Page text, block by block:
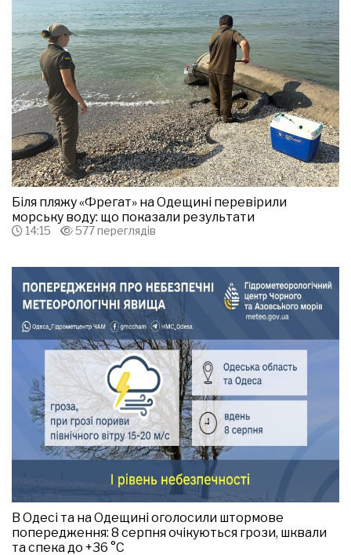
Біля пляжу «Фрегат» на Одещині перевірили
морську воду: що показали результати
14:15 577 переглядів
В Одесі та на Одещині оголосили штормове
попередження: 8 серпня очікуються грози, шквали
та спека до +36 °С